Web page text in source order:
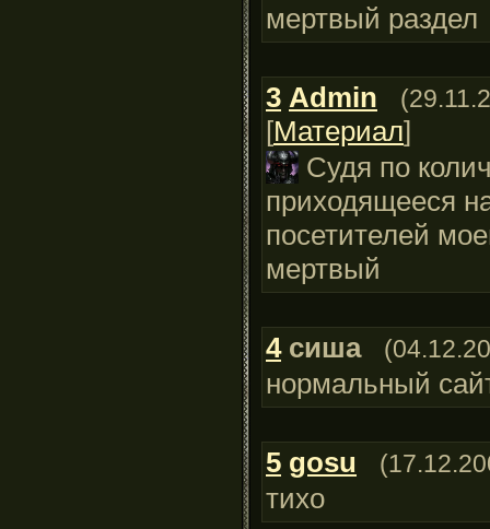
мертвый раздел
3 Admin
[Материал]
Судя по
приходящееся
посетителей
мертвый
4 сиша
нормальный
5 gosu
тихо